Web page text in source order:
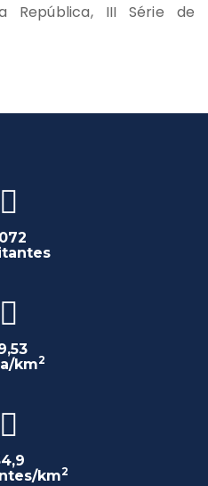
República, III Série de
km2
km2